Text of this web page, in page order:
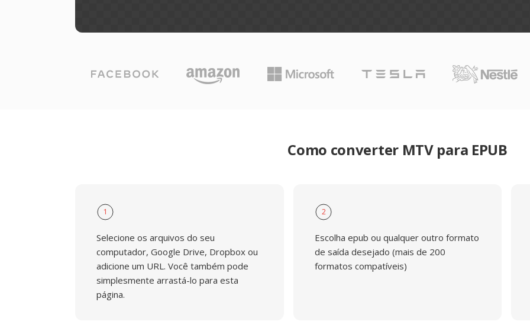
Como converter MTV para EPUB
1
Selecione os arquivos do seu
computador, Google Drive, Dropbox ou
adicione um URL. Você também pode
simplesmente arrastá-lo para esta
página.
2
Escolha epub ou qualquer outro formato
de saída desejado (mais de 200
formatos compatíveis)